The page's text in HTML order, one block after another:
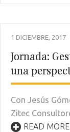
1 DICIEMBRE, 2017
Jornada:
una
Con Jesús
Zitec
READ MORE